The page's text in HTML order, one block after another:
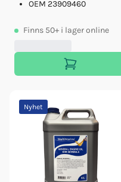
OEM 23909460
Finns 50+ i lager online
Nyhet